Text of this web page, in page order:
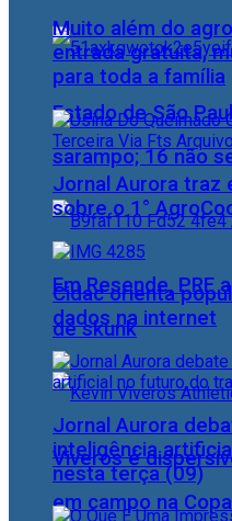
Estado de São
sarampo; 16 não
Em Resende, PRF
de skunk
Viveros é
em campo na
Muito além do
entrada gratuita,
para toda a família
Jornal Aurora traz
sobre o 1°
Cidac orienta
dados na internet
Jornal Aurora
inteligência
nesta terça (09)